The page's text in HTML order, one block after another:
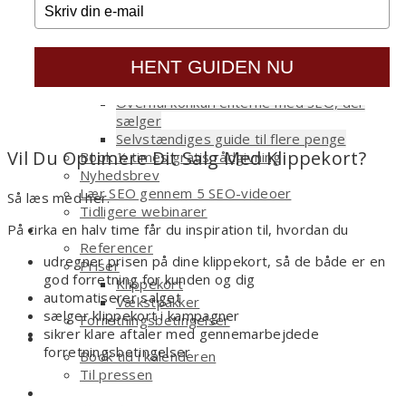
Konsulentkompasset – vækst med vilje
Sælg (meget) mere med nyhedsbreve
Effektiviser dit mersalg med klippekort
Sælg mere med hjemmesidens 5 vigtigste
sider
Overhal konkurrenterne med SEO, der
sælger
Selvstændiges guide til flere penge
Book ½ times gratis rådgivning
Nyhedsbrev
Lær SEO gennem 5 SEO-videoer
Tidligere webinarer
Om
Referencer
Priser
Klippekort
Vækstpakker
Forretningsbetingelser
Kontakt
Book tid i kalenderen
Til pressen
HENT GUIDEN NU
Vil Du Optimere Dit Salg Med Klippekort?
Så læs med her.
På cirka en halv time får du inspiration til, hvordan du
udregner prisen på dine klippekort, så de både er en
god forretning for kunden og dig
automatiserer salget
sælger klippekort i kampagner
sikrer klare aftaler med gennemarbejdede
forretningsbetingelser